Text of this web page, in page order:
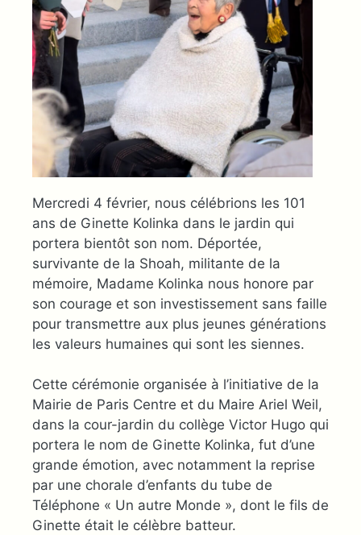
Mercredi 4 février, nous célébrions les 101
ans de Ginette Kolinka dans le jardin qui
portera bientôt son nom. Déportée,
survivante de la Shoah, militante de la
mémoire, Madame Kolinka nous honore par
son courage et son investissement sans faille
pour transmettre aux plus jeunes générations
les valeurs humaines qui sont les siennes.
Cette cérémonie organisée à l’initiative de la
Mairie de Paris Centre et du Maire Ariel Weil,
dans la cour-jardin du collège Victor Hugo qui
portera le nom de Ginette Kolinka, fut d’une
grande émotion, avec notamment la reprise
par une chorale d’enfants du tube de
Téléphone « Un autre Monde », dont le fils de
Ginette était le célèbre batteur.